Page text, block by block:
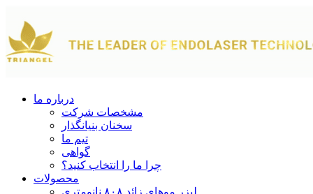
درباره ما
مشخصات شرکت
سخنان بنیانگذار
تیم ما
گواهی
چرا ما را انتخاب کنید؟
محصولات
لیزر موهای زائد ۸۰۸ نانومتری